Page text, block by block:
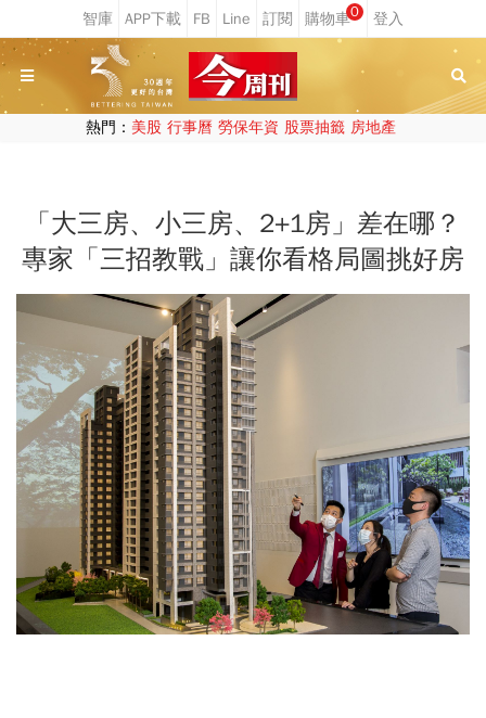
0
熱門： 美股 行事曆 勞保年資 股票抽籤 房地產
「大三房、小三房、2+1房」差在哪？
專家「三招教戰」讓你看格局圖挑好房